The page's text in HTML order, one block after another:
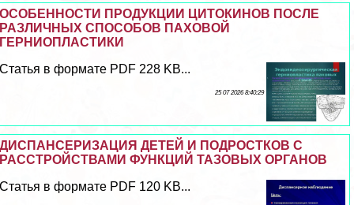
ОСОБЕННОСТИ ПРОДУКЦИИ ЦИТОКИНОВ ПОСЛЕ
РАЗЛИЧНЫХ СПОСОБОВ ПАХОВОЙ
ГЕРНИОПЛАСТИКИ
Статья в формате PDF 228 KB...
25 07 2026 8:40:29
ДИСПАНСЕРИЗАЦИЯ ДЕТЕЙ И ПОДРОСТКОВ С
РАССТРОЙСТВАМИ ФУНКЦИЙ ТАЗОВЫХ ОРГАНОВ
Статья в формате PDF 120 KB...